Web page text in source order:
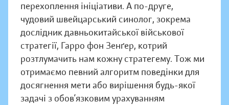
перехоплення ініціативи. А по-друге,
чудовий швейцарський синолог, зокрема
дослідник давньокитайської військової
стратегії, Гарро фон Зенґер, котрий
розтлумачить нам кожну стратегему. Тож ми
отримаємо певний алгоритм поведінки для
досягнення мети або вирішення будь-якої
задачі з обов’язковим урахуванням